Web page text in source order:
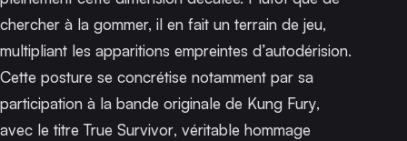
chercher à la gommer, il en fait un terrain de jeu,
multipliant les apparitions empreintes d’autodérision.
Cette posture se concrétise notamment par sa
participation à la bande originale de Kung Fury,
avec le titre True Survivor, véritable hommage